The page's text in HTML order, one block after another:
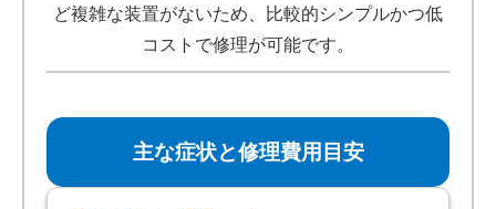
ど複雑な装置がないため、比較的シンプルかつ低
コストで修理が可能です。
主な症状と修理費用目安